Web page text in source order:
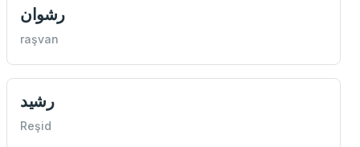
رشوان
raşvan
رشيد
Reşid